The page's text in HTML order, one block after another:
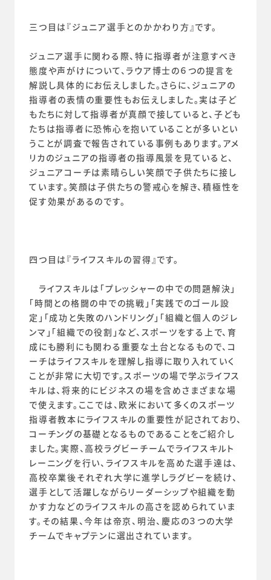
三つ目は『ジュニア選手とのかかわり方』です。
ジュニア選手に関わる際、特に指導者が注意すべき
態度や声がけについて、ラウア博士の６つの提言を
解説し具体的にお伝えしました。さらに、ジュニアの
指導者の表情の重要性もお伝えしました。実は子ど
もたちに対して指導者が真顔で接していると、子ども
たちは指導者に恐怖心を抱いていることが多いとい
うことが調査で報告されている事例もあります。アメ
リカのジュニアの指導者の指導風景を見ていると、
ジュニアコーチは素晴らしい笑顔で子供たちに接し
ています。笑顔は子供たちの警戒心を解き、積極性を
促す効果があるのです。
四つ目は『ライフスキルの習得』です。
ライフスキルは「プレッシャーの中での問題解決」
「時間との格闘の中での挑戦」「実践でのゴール設
定」「成功と失敗のハンドリング」「組織と個人のジレ
ンマ」「組織での役割」など、スポーツをする上で、育
成にも勝利にも関わる重要な土台となるもので、コ
ーチはライフスキルを理解し指導に取り入れていく
ことが非常に大切です。スポーツの場で学ぶライフス
キルは、将来的にビジネスの場を含めさまざまな場
で使えます。ここでは、欧米において多くのスポーツ
指導者教本にライフスキルの重要性が記されており、
コーチングの基礎となるものであることをご紹介し
ました。実際、高校ラグビーチームでライフスキルト
レーニングを行い、ライフスキルを高めた選手達は、
高校卒業後それぞれ大学に進学しラグビーを続け、
選手として活躍しながらリーダーシップや組織を動
かす力などのライフスキルの高さを認められていま
す。その結果、今年は帝京、明治、慶応の３つの大学
チームでキャプテンに選出されています。